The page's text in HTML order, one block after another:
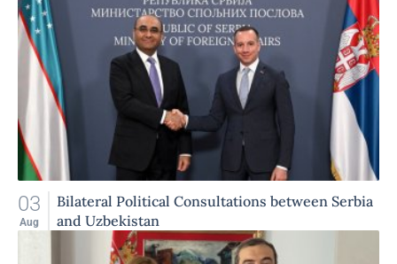
03
Aug
Bilateral Political Consultations between Serbia
and Uzbekistan